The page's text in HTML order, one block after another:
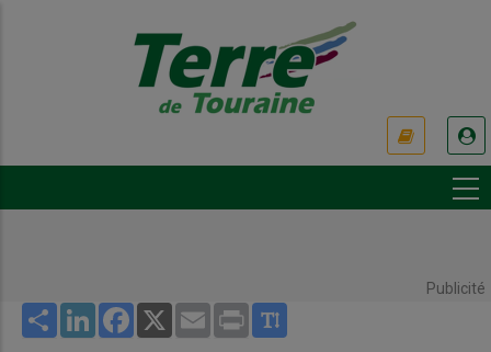
Publicité
Share LinkedInFacebook
X Email Print